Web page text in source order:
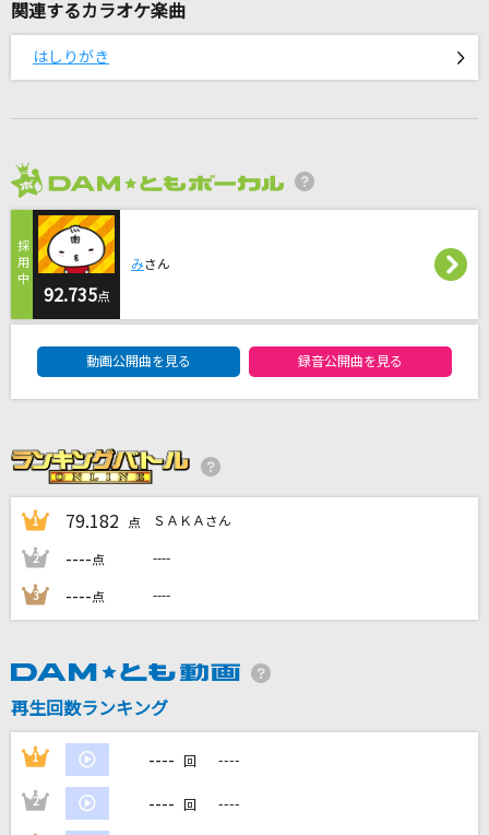
Misia
[生音]366日
SUPER DAYS
ヲタみん/梅とら
千本桜
WhiteFlame feat.初音ミク
瞳をとじて
平井堅
ナリタブライアン(CV.衣川里佳)・マヤノトップガン(CV.星谷美緒)・アド
マイヤベガ(CV.咲々木瞳)・イナリワン(CV.井上遥乃)・サトノダイヤモン
ド(CV.立花日菜)・キタサンブラック(CV.矢野妃菜喜)・ヤエノムテキ(CV.
日原あゆみ)・サクラローレル(CV.真野美月)…
DAMの新曲・ランキングなど
カラオケ最新情報をチェック！
関連するカラオケ楽曲
はしりがき
92.735点
みさん
動画公開曲を見る 録音公開曲を見る
1 79.182 点 ＳＡＫＡさん
2 ----点 ----
3 ----点 ----
再生回数ランキング
1 ---- 回 ----
2 ---- 回 ----